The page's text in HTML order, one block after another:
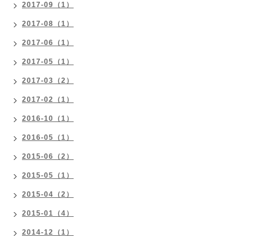
2017-09（1）
2017-08（1）
2017-06（1）
2017-05（1）
2017-03（2）
2017-02（1）
2016-10（1）
2016-05（1）
2015-06（2）
2015-05（1）
2015-04（2）
2015-01（4）
2014-12（1）